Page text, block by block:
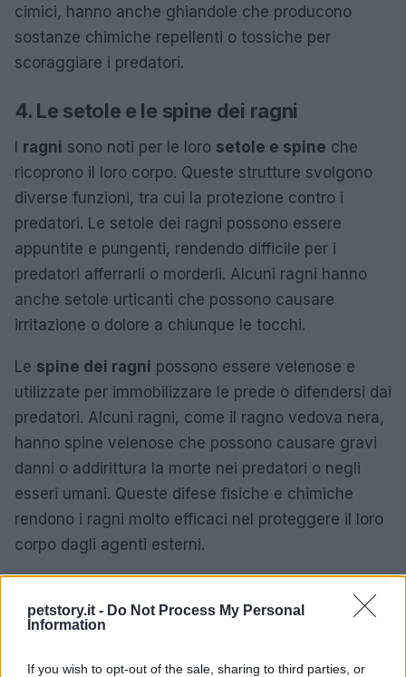
petstory.it - Do Not Process My Personal
Information
If you wish to opt-out of the sale, sharing to third parties, or
cimici, hanno anche ghiandole che producono
sostanze chimiche repellenti o tossiche per
scoraggiare i predatori.
4. Le setole e le spine dei ragni
ragni sono noti per le loro setole e spine che
ricoprono il loro corpo. Queste strutture svolgono
diverse funzioni, tra cui la protezione contro i
predatori. Le setole dei ragni possono essere
appuntite e pungenti, rendendo difficile per i
predatori afferrarli o morderli. Alcuni ragni hanno
anche setole urticanti che possono causare
irritazione o dolore a chiunque le tocchi.
Le spine dei ragni possono essere velenose e
utilizzate per immobilizzare le prede o difendersi dai
predatori. Alcuni ragni, come il ragno vedova nera,
hanno spine velenose che possono causare gravi
danni o addirittura la morte nei predatori o negli
esseri umani. Queste difese fisiche e chimiche
rendono i ragni molto efficaci nel proteggere il loro
corpo dagli agenti esterni.
di difesa per proteggere il loro corpo dagli agenti
crostacei alle corazze dei molluschi, dalle ali e dalle